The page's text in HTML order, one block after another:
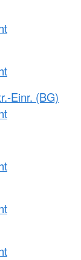
Einr. (BG)